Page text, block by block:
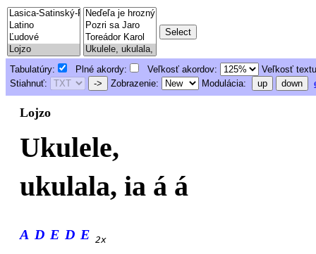
Tabulatúry: Plné akordy: Veľkosť akordov:
Veľkosť
Stiahnuť:
-> Zobrazenie: Modulácia: up down
Lojzo
Ukulele,
ukulala, ia á á
A D E D E 2x